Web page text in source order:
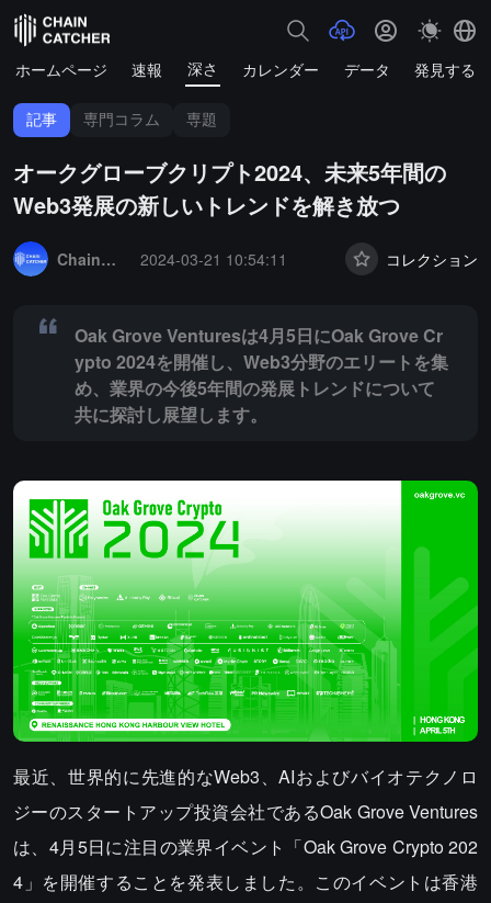
ホームページ 速報 深さ カレンダー データ 発見する
記事 専門コラム 専題
オークグローブクリプト2024、未来5年間の
Web3発展の新しいトレンドを解き放つ
ChainCatcher セレクション
2024-03-21 10:54:11 コレクション
Oak Grove Venturesは4月5日にOak Grove Cr
ypto 2024を開催し、Web3分野のエリートを集
め、業界の今後5年間の発展トレンドについて
共に探討し展望します。
最近、世界的に先進的なWeb3、AIおよびバイオテクノロ
ジーのスタートアップ投資会社であるOak Grove Ventures
は、4月5日に注目の業界イベント「Oak Grove Crypto 202
4」を開催することを発表しました。このイベントは香港